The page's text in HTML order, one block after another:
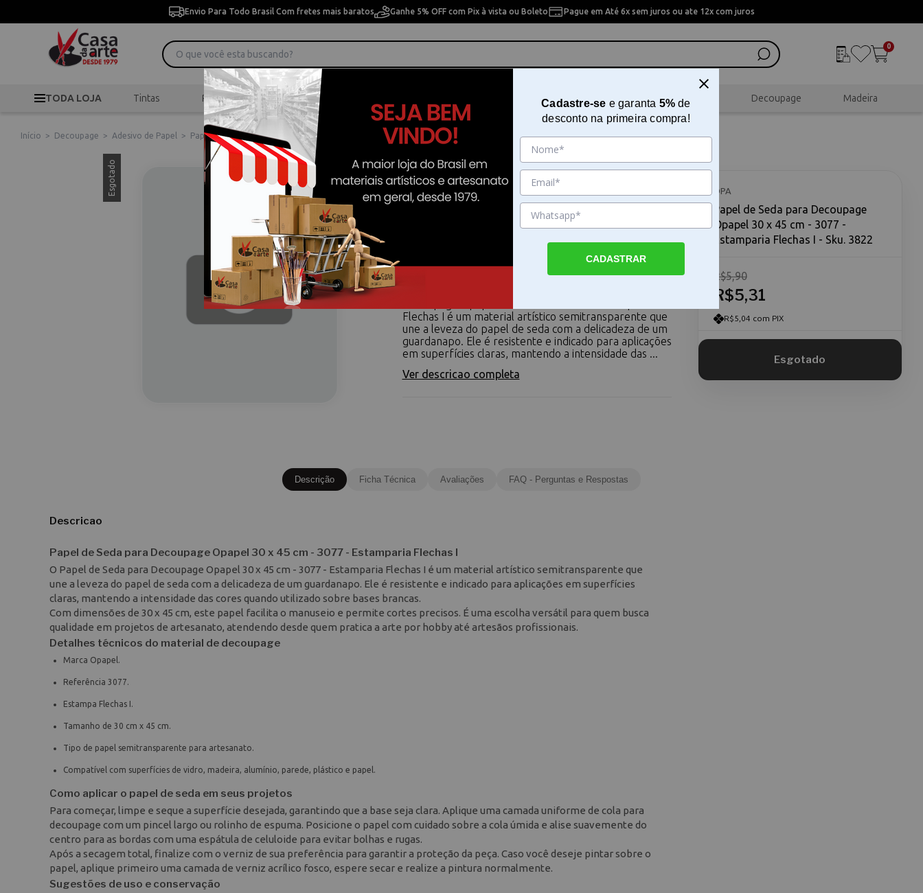
Envio Para Todo Brasil Com fretes mais baratos Ganhe 5% OFF com Pix à vista ou Boleto Pague em Até 6x sem juros ou ate 12x com juros
0
TODA LOJA Tintas Pincéis Desenho Pintura Artesanal Scrapbook Decoupage Madeira
Início > Decoupage > Adesivo de Papel > Papel de Seda para Decoupage Opapel 30 x 45 cm - 3077 - Estamparia Flechas I
Esgotado
Papel de Seda para Decoupage Opapel 30
x 45 cm - 3077 - Estamparia Flechas I
Papel de Seda para Decoupage Opapel 30 x 45 cm -
Flechas I é um material artístico semitransparente que
une a leveza do papel de seda com a delicadeza de um
guardanapo. Ele é resistente e indicado para aplicações
em superfícies claras, mantendo a intensidade das ...
Ver descricao completa
OPA
Papel de Seda para Decoupage
Opapel 30 x 45 cm - 3077 -
Estamparia Flechas I - Sku. 3822
R$5,31
R$5,90
R$5,04 com PIX
Descrição Ficha Técnica Avaliações FAQ - Perguntas e Respostas
Descricao
Papel de Seda para Decoupage Opapel 30 x 45 cm - 3077 - Estamparia Flechas I
O Papel de Seda para Decoupage Opapel 30 x 45 cm - 3077 - Estamparia Flechas I é um material artístico semitransparente que
une a leveza do papel de seda com a delicadeza de um guardanapo. Ele é resistente e indicado para aplicações em superfícies
claras, mantendo a intensidade das cores quando utilizado sobre bases brancas.
Com dimensões de 30 x 45 cm, este papel facilita o manuseio e permite cortes precisos. É uma escolha versátil para quem busca
qualidade em projetos de artesanato, atendendo desde quem pratica a arte por hobby até artesãos profissionais.
Detalhes técnicos do material de decoupage
Marca Opapel.
Referência 3077.
Estampa Flechas I.
Tamanho de 30 cm x 45 cm.
Tipo de papel semitransparente para artesanato.
Compatível com superfícies de vidro, madeira, alumínio, parede, plástico e papel.
Como aplicar o papel de seda em seus projetos
Para começar, limpe e seque a superfície desejada, garantindo que a base seja clara. Aplique uma camada uniforme de cola para
decoupage com um pincel largo ou rolinho de espuma. Posicione o papel com cuidado sobre a cola úmida e alise suavemente do
centro para as bordas com uma espátula de celuloide para evitar bolhas e rugas.
Após a secagem total, finalize com o verniz de sua preferência para garantir a proteção da peça. Caso você deseje pintar sobre o
papel, aplique primeiro uma camada de verniz acrílico fosco, espere secar e realize a pintura normalmente.
Sugestões de uso e conservação
Cadastre-se e garanta 5%de
desconto na primeira compra!
CADASTRAR